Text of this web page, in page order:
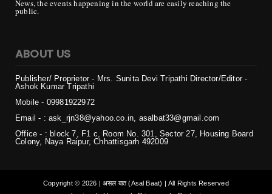
ABOUT US
Ashok Kumar Tripathi
Email - : ask_rjn38@yahoo.co.in, asalbat33@gmail.com
Office - : block 7, F1 c, Room No. 301, Sector 27, Housing Board
Colony, Naya Raipur, Chhattisgarh 492009